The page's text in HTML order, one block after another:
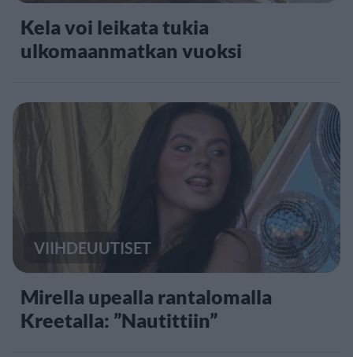
Kela voi leikata tukia
ulkomaanmatkan vuoksi
VIIHDEUUTISET
Mirella upealla rantalomalla
Kreetalla: ”Nautittiin”